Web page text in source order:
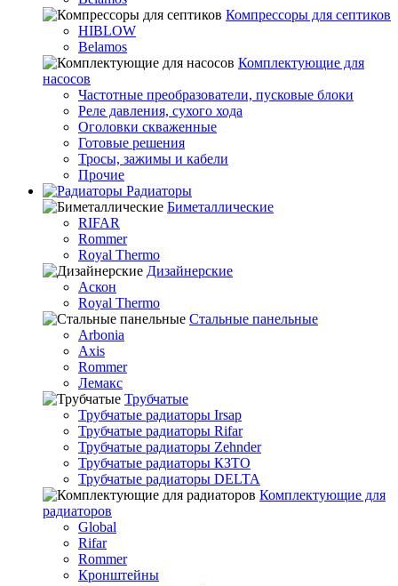
Компрессоры для септиков
HIBLOW
Belamos
Комплектующие для
насосов
Частотные преобразователи, пусковые блоки
Реле давления, сухого хода
Оголовки скваженные
Готовые решения
Тросы, зажимы и кабели
Прочие
Радиаторы
Биметаллические
RIFAR
Rommer
Royal Thermo
Дизайнерские
Аскон
Royal Thermo
Стальные панельные
Arbonia
Axis
Rommer
Лемакс
Трубчатые
Трубчатые радиаторы Irsap
Трубчатые радиаторы Rifar
Трубчатые радиаторы Zehnder
Трубчатые радиаторы КЗТО
Трубчатые радиаторы DELTA
Комплектующие для
радиаторов
Global
Rifar
Rommer
Кронштейны